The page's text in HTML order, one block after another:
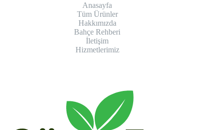
Anasayfa
Tüm Ürünler
Hakkımızda
Bahçe Rehberi
İletişim
Hizmetlerimiz